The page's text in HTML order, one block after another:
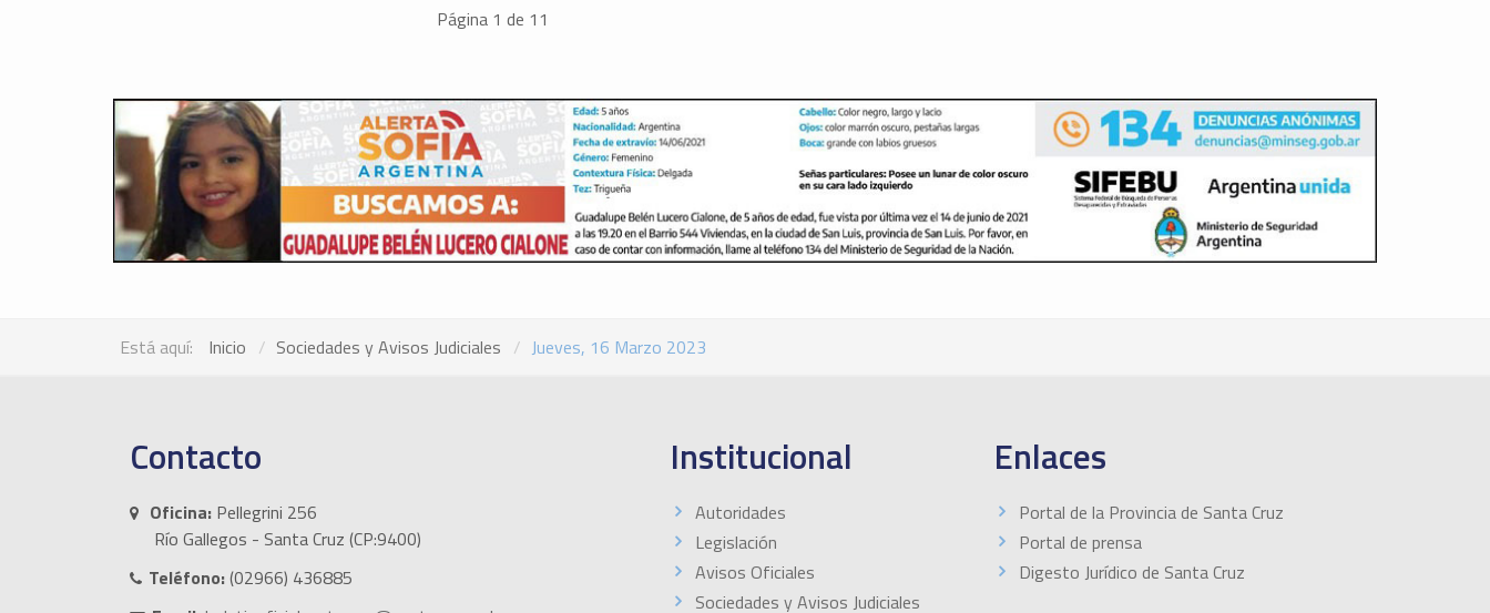
Página 1 de 11
Está aquí: Inicio Sociedades y Avisos Judiciales Jueves, 16 Marzo 2023
Contacto
Oficina: Pellegrini 256
Río Gallegos - Santa Cruz (CP:9400)
Teléfono:(02966) 436885
Institucional
Autoridades
Legislación
Avisos Oficiales
Sociedades y Avisos Judiciales
Enlaces
Portal de la Provincia de Santa Cruz
Portal de prensa
Digesto Jurídico de Santa Cruz